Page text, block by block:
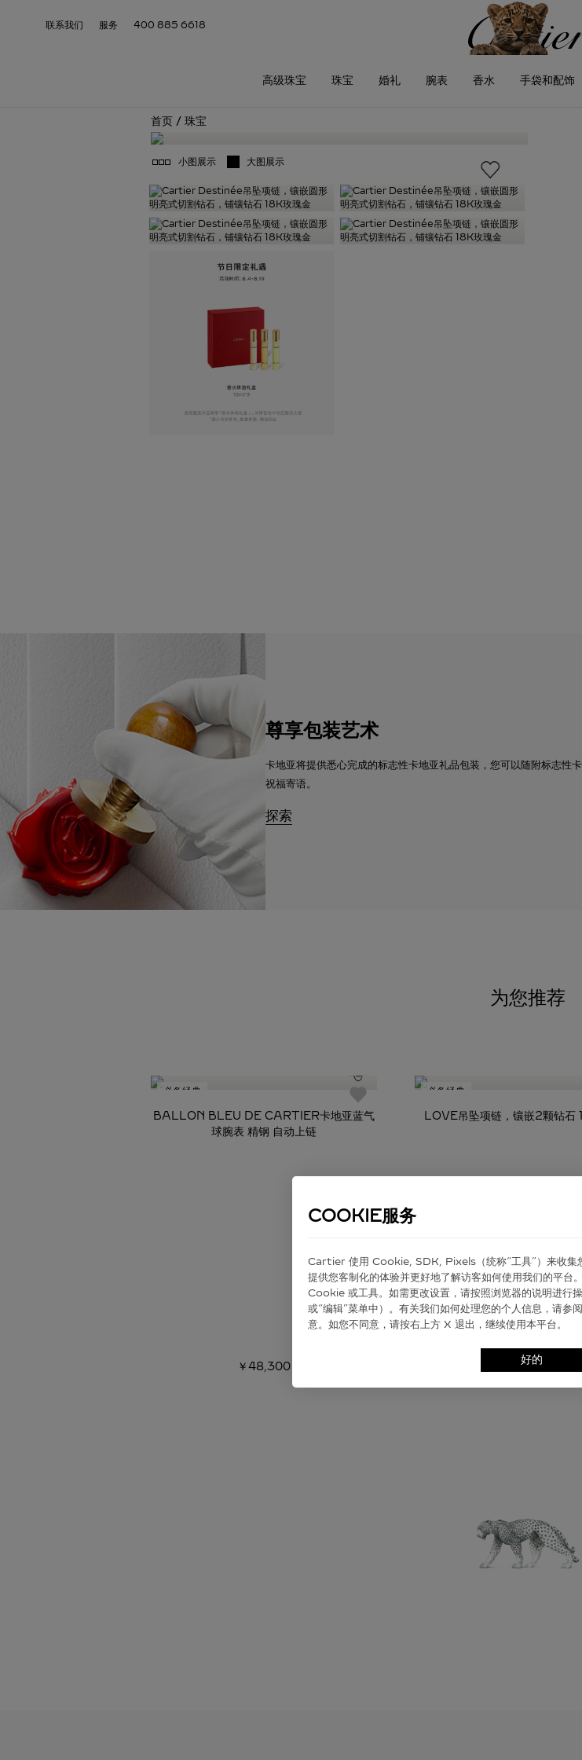
联系我们 服务 400 885 6618
高级珠宝 珠宝 婚礼 腕表 香水 手袋和配饰
首页 / 珠宝
小图展示 大图展示
尊享包装艺术
卡地亚将提供悉心完成的标志性卡地亚礼品包装，您可以随附标志性
祝福寄语。
探索
为您推荐
必备经典
BALLON BLEU DE CARTIER卡地亚蓝气
球腕表 精钢 自动上链
￥48,300
必备经典
LOVE吊坠项链，镶嵌2颗钻石
￥22,200
COOKIE服务
Cartier 使⽤ Cookie, SDK, Pixels（统称“⼯具”）来收集
提供您客制化的体验并更好地了解访客如何使⽤我们的平台
Cookie 或⼯具。如需更改设置，请按照浏览器的说明进⾏
或“编辑”菜单中）。有关我们如何处理您的个⼈信息，请参
意。如您不同意，请按右上⽅ X 退出，继续使⽤本平台。
好的